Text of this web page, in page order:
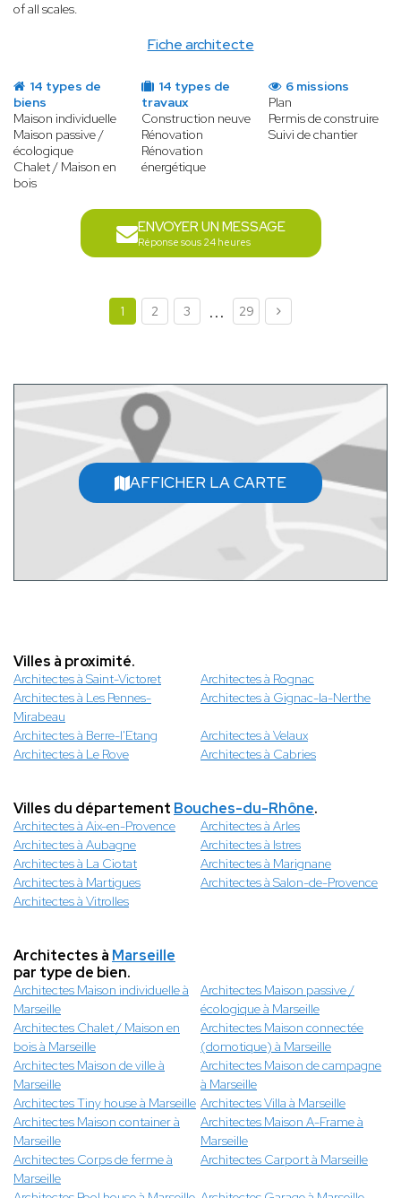
Fiche architecte
of all scales.
14 types de
biens
Maison individuelle
Maison passive /
écologique
Chalet / Maison en
bois
14 types de
travaux
Construction neuve
Rénovation
Rénovation
énergétique
6 missions
Plan
Permis de construire
Suivi de chantier
ENVOYER UN MESSAGE
Réponse sous 24 heures
1 2 3 ... 29
AFFICHER LA CARTE
Villes à proximité.
Architectes à Saint-Victoret
Architectes à Rognac
Architectes à Les Pennes-
Mirabeau
Architectes à Gignac-la-Nerthe
Architectes à Berre-l'Etang
Architectes à Velaux
Architectes à Le Rove
Architectes à Cabries
Villes du département Bouches-du-Rhône.
Architectes à Aix-en-Provence
Architectes à Arles
Architectes à Aubagne
Architectes à Istres
Architectes à La Ciotat
Architectes à Marignane
Architectes à Martigues
Architectes à Salon-de-Provence
Architectes à Vitrolles
Architectes à Marseille
par type de bien.
Architectes Maison individuelle à
Marseille
Architectes Maison passive /
écologique à Marseille
Architectes Chalet / Maison en
bois à Marseille
Architectes Maison connectée
(domotique) à Marseille
Architectes Maison de ville à
Marseille
Architectes Maison de campagne
à Marseille
Architectes Tiny house à Marseille Architectes Villa à Marseille
Architectes Maison container à
Marseille
Architectes Maison A-Frame à
Marseille
Architectes Corps de ferme à
Marseille
Architectes Carport à Marseille